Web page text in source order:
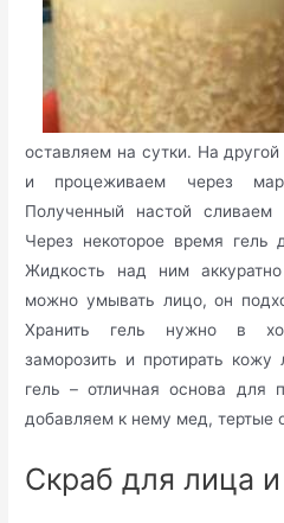
оставляем на сутки. На
и процеживаем через
Полученный настой
Через некоторое время гель
Жидкость над ним
можно умывать лицо, он
Хранить гель нужно в
заморозить и протирать
гель – отличная основа для
добавляем к нему мед, тертые
Скраб для лица